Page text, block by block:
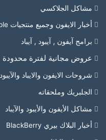
مشاكل الجلاكسي
أخبار الايفون وجميع منتجيات Apple
برامج آيفون , آيبود , آيباد
عروض مجانية لفترة محدودة
شروحات الايفون والايباد والآيبود
الجلبريك وملحقاته
مشاكل الأيفون والأيبود والآيباد
أخبار البلاك بيري BlackBerry